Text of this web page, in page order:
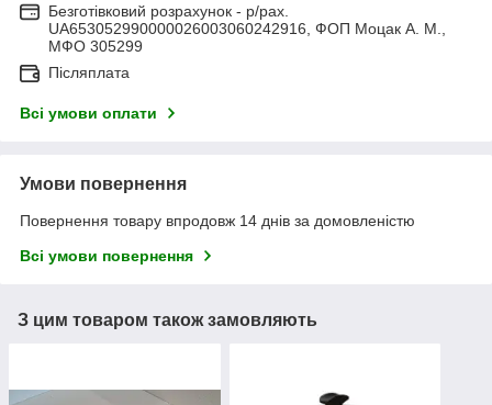
Безготівковий розрахунок - р/рах.
UA653052990000026003060242916, ФОП Моцак А. М.,
МФО 305299
Післяплата
Всі умови оплати
Умови повернення
Повернення товару впродовж 14 днів за домовленістю
Всі умови повернення
З цим товаром також замовляють